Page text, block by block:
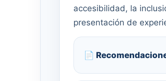
accesibilidad, la
presentación de
📄